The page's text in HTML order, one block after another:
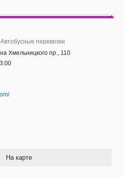
перевозки
Хмельницкого пр., 110
На карте